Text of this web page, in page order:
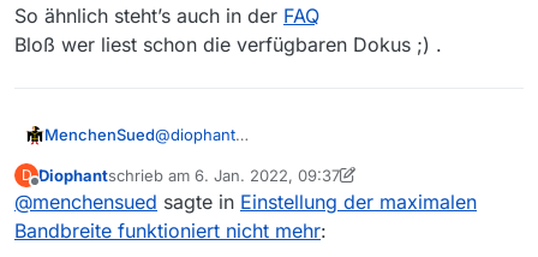
So ähnlich steht’s auch in der FAQ
Bloß wer liest schon die verfügbaren Dokus ;) .
MenchenSued@diophant
herunter geladen sondern mit dem Tool
ffmpeg. Hieraus hat die Bandbreiteneinstellung
leider keinen Einfluss.
D Diophantschrieb am 6. Jan. 2022, 09:37
zuletzt editiert von Diophant1. Juni 2022, 10:39
@menchensued sagte in Einstellung der maximalen
Bandbreite funktioniert nicht mehr: